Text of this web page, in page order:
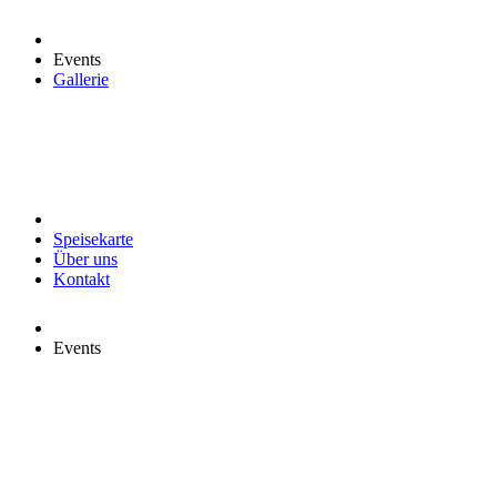
Events
Gallerie
Speisekarte
Über uns
Kontakt
Events